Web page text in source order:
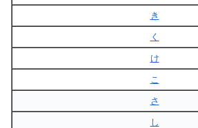
き
く
け
こ
さ
し